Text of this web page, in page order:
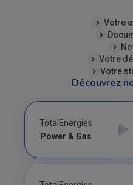
Votre
Votre
Votre
Découvrez
TotalEnergies
Power & Gas